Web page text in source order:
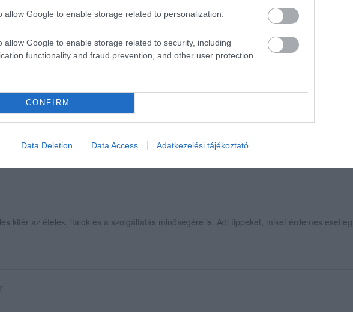
allow Google to enable storage related to personalization.
allow Google to enable storage related to security, including
functionality and fraud prevention, and other user protection.
CONFIRM
Data Deletion Data Access Adatkezelési tájékoztató
elégedve a változatos kínálatért, a finom ízletes ételekért! Örülök, hogy 2014 től
pontos házhoz szállítást kapok rendszeresen. Köszönöm mindnyájatoknak, hogy
szép napokat kívánok és jó egészséget mindenkinek.
Ili mama.